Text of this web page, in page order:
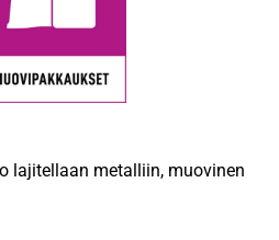
lajitellaan metalliin, muovinen